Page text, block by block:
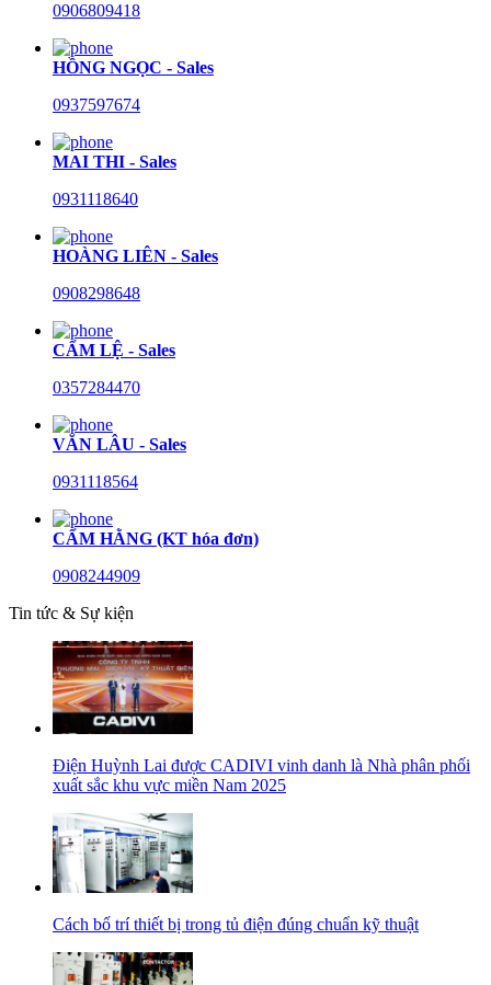
0906809418
HỒNG NGỌC - Sales
0937597674
MAI THI - Sales
0931118640
HOÀNG LIÊN - Sales
0908298648
CẨM LỆ - Sales
0357284470
VĂN LÂU - Sales
0931118564
CẨM HẰNG (KT hóa đơn)
0908244909
Tin tức & Sự kiện
Điện Huỳnh Lai được CADIVI vinh danh là Nhà phân phối
xuất sắc khu vực miền Nam 2025
Cách bố trí thiết bị trong tủ điện đúng chuẩn kỹ thuật